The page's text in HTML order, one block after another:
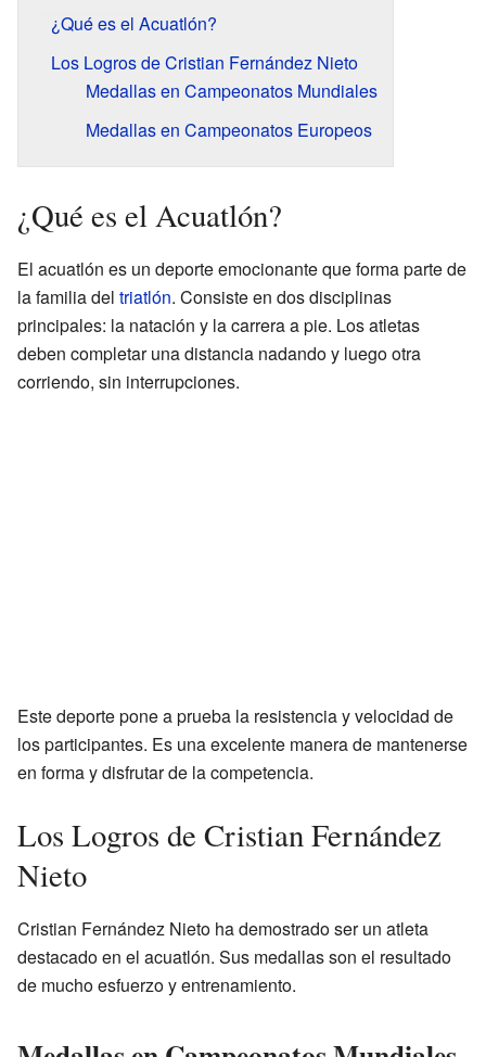
¿Qué es el Acuatlón?
Los Logros de Cristian Fernández Nieto
Medallas en Campeonatos Mundiales
Medallas en Campeonatos Europeos
¿Qué es el Acuatlón?
El acuatlón es un deporte emocionante que forma parte de
la familia del triatlón. Consiste en dos disciplinas
principales: la natación y la carrera a pie. Los atletas
deben completar una distancia nadando y luego otra
corriendo, sin interrupciones.
Este deporte pone a prueba la resistencia y velocidad de
los participantes. Es una excelente manera de mantenerse
en forma y disfrutar de la competencia.
Los Logros de Cristian Fernández
Nieto
Cristian Fernández Nieto ha demostrado ser un atleta
destacado en el acuatlón. Sus medallas son el resultado
de mucho esfuerzo y entrenamiento.